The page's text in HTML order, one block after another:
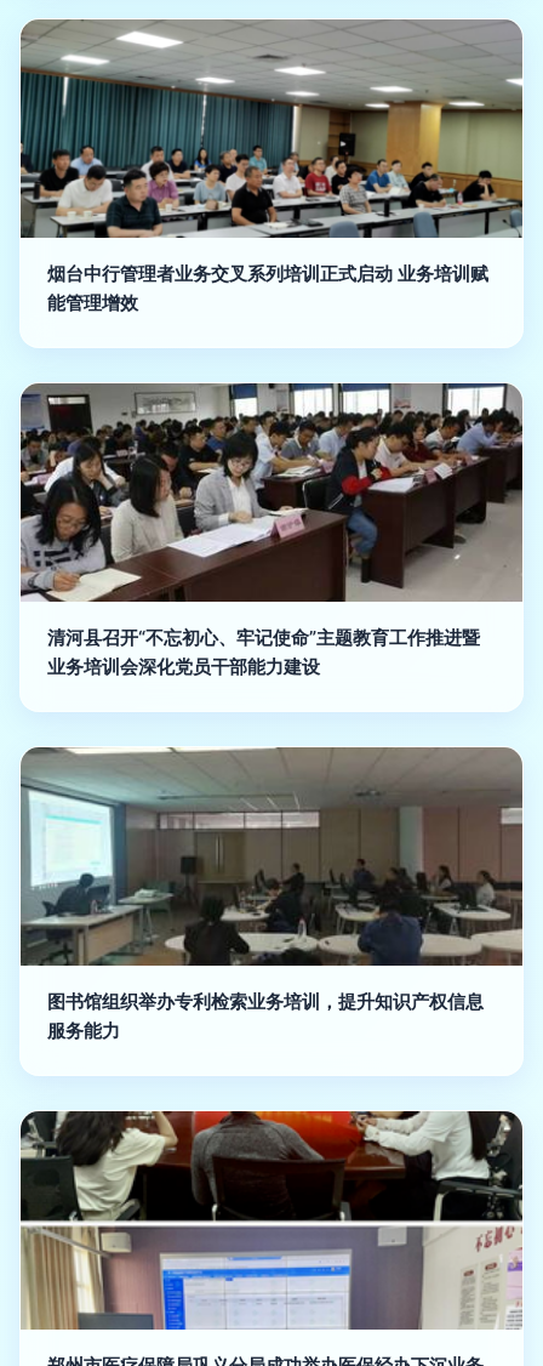
烟台中行管理者业务交叉系列培训正式启动 业务培训赋
能管理增效
清河县召开“不忘初心、牢记使命”主题教育工作推进暨
业务培训会深化党员干部能力建设
图书馆组织举办专利检索业务培训，提升知识产权信息
服务能力